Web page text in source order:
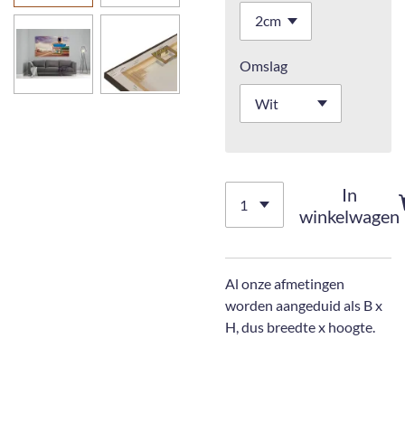
Omslag
In
winkelwagen
Al onze afmetingen
worden aangeduid als B x
H, dus breedte x hoogte.